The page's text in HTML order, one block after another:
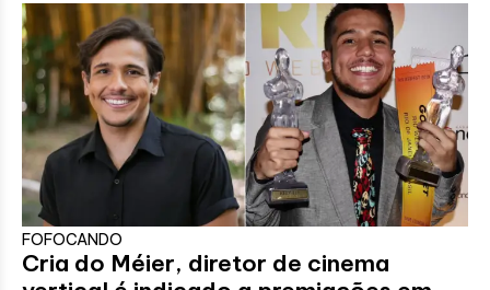
FOFOCANDO
Cria do Méier, diretor de cinema